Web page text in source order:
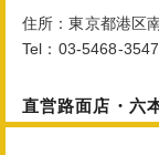
住所：東京都港区
Tel：03-5468-3547
直営路面店・六